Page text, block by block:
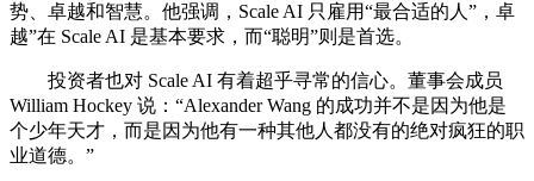
势、卓越和智慧。他强调，Scale AI 只雇用“最合适的人”，卓
越”在 Scale AI 是基本要求，而“聪明”则是首选。
投资者也对 Scale AI 有着超乎寻常的信心。董事会成员
William Hockey 说：“Alexander Wang 的成功并不是因为他是
个少年天才，而是因为他有一种其他人都没有的绝对疯狂的职
业道德。”